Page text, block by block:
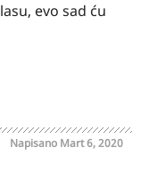
evo sad ću
Napisano Mart 6, 2020